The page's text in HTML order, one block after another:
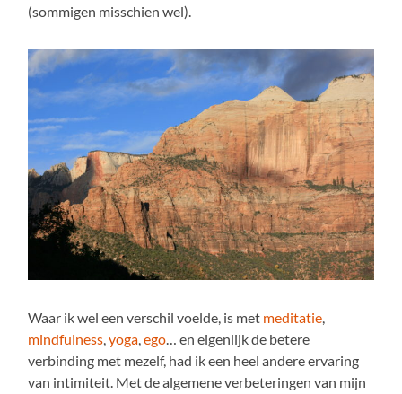
(sommigen misschien wel).
Waar ik wel een verschil voelde, is met meditatie,
mindfulness,yoga,ego… en eigenlijk de betere
verbinding met mezelf, had ik een heel andere ervaring
van intimiteit. Met de algemene verbeteringen van mijn